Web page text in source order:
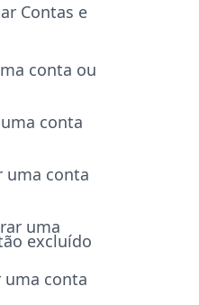
Contas e
conta ou
conta
uma conta
uma
excluído
uma conta